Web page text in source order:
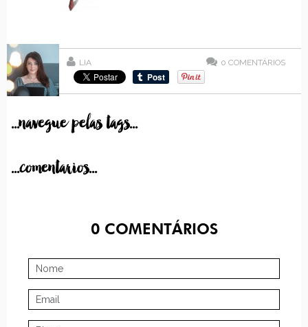
LIA 0 COMENTÁRIOS
...navegue pelas tags...
...comentarios...
0COMENTÁRIOS